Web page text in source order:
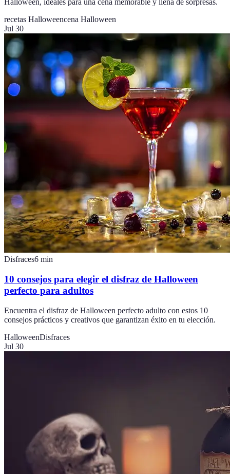
Halloween, ideales para una cena memorable y llena de sorpresas.
recetas Halloweencena Halloween
Jul 30
Disfraces6 min
10 consejos para elegir el disfraz de Halloween
perfecto para adultos
Encuentra el disfraz de Halloween perfecto adulto con estos 10
consejos prácticos y creativos que garantizan éxito en tu elección.
HalloweenDisfraces
Jul 30